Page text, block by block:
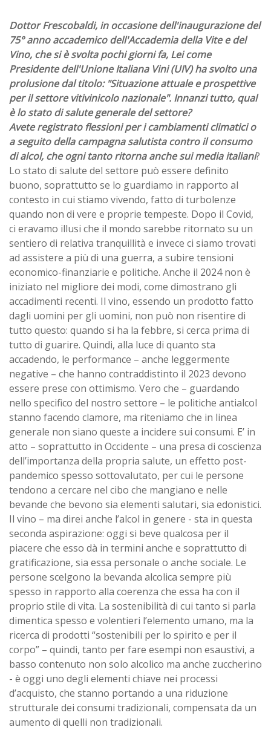
Dottor Frescobaldi, in occasione dell'inaugurazione del
75° anno accademico dell'Accademia della Vite e del
Vino, che si è svolta pochi giorni fa, Lei come
Presidente dell'Unione Italiana Vini (UIV) ha svolto una
prolusione dal titolo: "Situazione attuale e prospettive
per il settore vitivinicolo nazionale". Innanzi tutto, qual
è lo stato di salute generale del settore?
Avete registrato flessioni per i cambiamenti climatici o
a seguito della campagna salutista contro il consumo
di alcol, che ogni tanto ritorna anche sui media italiani?
Lo stato di salute del settore può essere definito
buono, soprattutto se lo guardiamo in rapporto al
contesto in cui stiamo vivendo, fatto di turbolenze
quando non di vere e proprie tempeste. Dopo il Covid,
ci eravamo illusi che il mondo sarebbe ritornato su un
sentiero di relativa tranquillità e invece ci siamo trovati
ad assistere a più di una guerra, a subire tensioni
economico-finanziarie e politiche. Anche il 2024 non è
iniziato nel migliore dei modi, come dimostrano gli
accadimenti recenti. Il vino, essendo un prodotto fatto
dagli uomini per gli uomini, non può non risentire di
tutto questo: quando si ha la febbre, si cerca prima di
tutto di guarire. Quindi, alla luce di quanto sta
accadendo, le performance – anche leggermente
negative – che hanno contraddistinto il 2023 devono
essere prese con ottimismo. Vero che – guardando
nello specifico del nostro settore – le politiche antialcol
stanno facendo clamore, ma riteniamo che in linea
generale non siano queste a incidere sui consumi. E’ in
atto – soprattutto in Occidente – una presa di coscienza
dell’importanza della propria salute, un effetto post-
pandemico spesso sottovalutato, per cui le persone
tendono a cercare nel cibo che mangiano e nelle
bevande che bevono sia elementi salutari, sia edonistici.
Il vino – ma direi anche l’alcol in genere - sta in questa
seconda aspirazione: oggi si beve qualcosa per il
piacere che esso dà in termini anche e soprattutto di
gratificazione, sia essa personale o anche sociale. Le
persone scelgono la bevanda alcolica sempre più
spesso in rapporto alla coerenza che essa ha con il
proprio stile di vita. La sostenibilità di cui tanto si parla
dimentica spesso e volentieri l’elemento umano, ma la
ricerca di prodotti “sostenibili per lo spirito e per il
corpo” – quindi, tanto per fare esempi non esaustivi, a
basso contenuto non solo alcolico ma anche zuccherino
- è oggi uno degli elementi chiave nei processi
d’acquisto, che stanno portando a una riduzione
strutturale dei consumi tradizionali, compensata da un
aumento di quelli non tradizionali.